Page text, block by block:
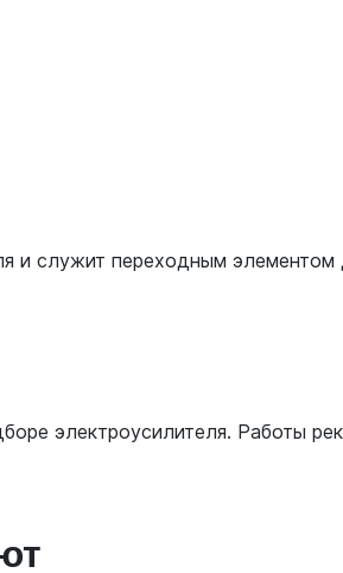
и служит переходным
электроусилителя. Работы